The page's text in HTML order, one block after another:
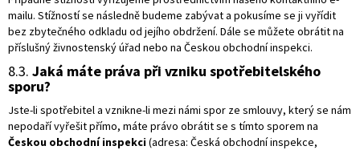
mailu. Stížností se následně budeme zabývat a pokusíme se ji vyřídit
bez zbytečného odkladu od jejího obdržení. Dále se můžete obrátit na
příslušný živnostenský úřad nebo na Českou obchodní inspekci.
8.3. Jaká máte práva při vzniku spotřebitelského
sporu?
Jste-li spotřebitel a vznikne-li mezi námi spor ze smlouvy, který se nám
nepodaří vyřešit přímo, máte právo obrátit se s tímto sporem na
Českou obchodní inspekci(adresa: Česká obchodní inspekce,